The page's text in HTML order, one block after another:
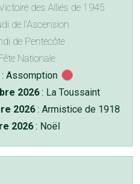
des Alliés de 1945
de l'Ascension
de Pentecôte
Nationale
: Assomption
2026 : La Toussaint
2026 : Armistice de 1918
2026 : Noël